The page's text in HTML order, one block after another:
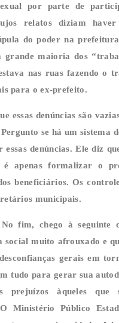
por parte de
relatos diziam haver
do poder na
grande maioria dos
nas ruas fazendo o
para o ex-prefeito.
essas denúncias são
se há um sistema
denúncias. Ele diz
é apenas formalizar o
beneficiários. Os
municipais.
fim, chego à seguinte
social muito afrouxado e
gerais em
tudo para gerar sua
prejuízos àqueles que
Ministério Público